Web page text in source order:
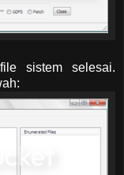
sistem selesai.